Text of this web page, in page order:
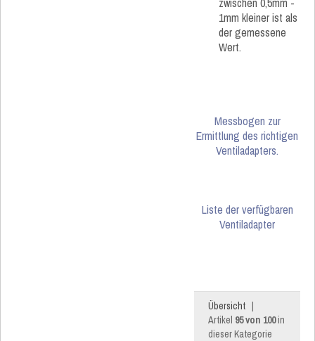
1mm kleiner ist als
der gemessene
Wert.
Messbogen zur
Ermittlung des richtigen
Ventiladapters.
Liste der verfügbaren
Ventiladapter
Übersicht |
Artikel 95 von 100in
dieser Kategorie